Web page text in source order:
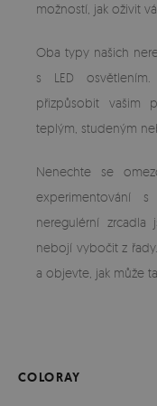
možností, jak oživit
Oba typy našich
s LED
přizpůsobit vašim
teplým, studeným
Nenechte se
experimentování
neregulérní
nebojí vybočit z
a objevte, jak může
COLORAY